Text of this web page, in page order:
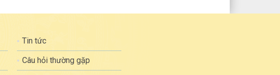
Tin tức
Câu hỏi thường gặp